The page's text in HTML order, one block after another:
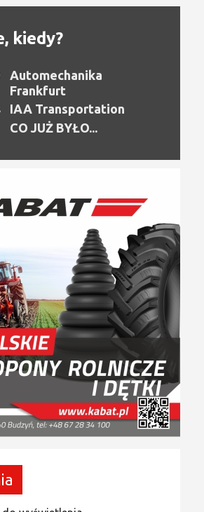
kiedy?
Automechanika
Frankfurt
IAA Transportation
CO JUŻ BYŁO...